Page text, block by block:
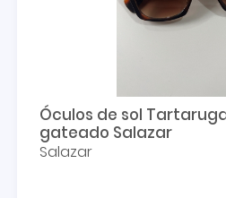
Óculos de sol
gateado Salazar
Salazar